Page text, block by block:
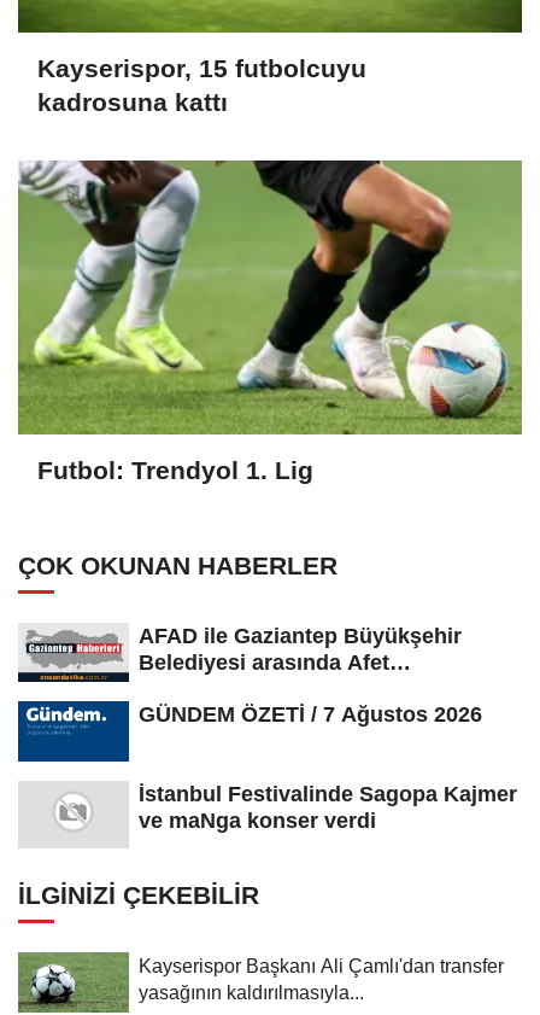
Kayserispor, 15 futbolcuyu
kadrosuna kattı
Futbol: Trendyol 1. Lig
ÇOK OKUNAN HABERLER
AFAD ile Gaziantep Büyükşehir
Belediyesi arasında Afet
GÜNDEM ÖZETİ / 7 Ağustos 2026
İstanbul Festivalinde Sagopa Kajmer
ve maNga konser verdi
İLGINIZI ÇEKEBILIR
Kayserispor Başkanı Ali Çamlı'dan transfer
yasağının kaldırılmasıyla...